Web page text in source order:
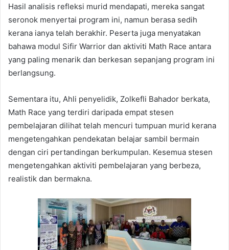
Hasil analisis refleksi murid mendapati, mereka sangat
seronok menyertai program ini, namun berasa sedih
kerana ianya telah berakhir. Peserta juga menyatakan
bahawa modul Sifir Warrior dan aktiviti Math Race antara
yang paling menarik dan berkesan sepanjang program ini
berlangsung.
Sementara itu, Ahli penyelidik, Zolkefli Bahador berkata,
Math Race yang terdiri daripada empat stesen
pembelajaran dilihat telah mencuri tumpuan murid kerana
mengetengahkan pendekatan belajar sambil bermain
dengan ciri pertandingan berkumpulan. Kesemua stesen
mengetengahkan aktiviti pembelajaran yang berbeza,
realistik dan bermakna.